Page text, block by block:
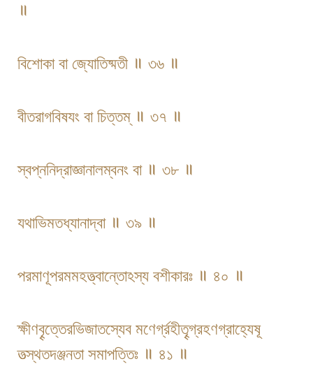
॥
বিশোকা বা জ্যোতিষ্মতী ॥ ৩৬ ॥
বীতরাগবিষযং বা চিত্তম্ ॥ ৩৭ ॥
স্বপ্ননিদ্রাজ্ঞানালম্বনং বা ॥ ৩৮ ॥
যথাভিমতধ্যানাদ্বা ॥ ৩৯ ॥
পরমাণূপরমমহত্ত্বান্তোঽস্য বশীকারঃ ॥ ৪০ ॥
ক্ষীণবৄত্তেরভিজাতস্যেব মণের্গ্রহীতৄগ্রহণগ্রাহ্যেষূ
তত্স্থতদঞ্জনতা সমাপত্তিঃ ॥ ৪১ ॥